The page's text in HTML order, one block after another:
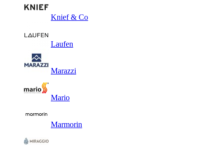
Knief & Co
Laufen
Marazzi
Mario
Marmorin